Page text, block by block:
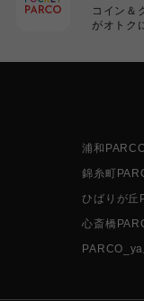
コイン＆
がオトク
浦和
錦糸町
ひばりが丘
心斎橋